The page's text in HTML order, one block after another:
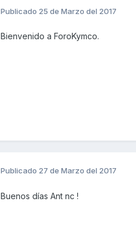
Publicado 25 de Marzo del 2017
Bienvenido a ForoKymco.
Publicado 27 de Marzo del 2017
Buenos días Ant nc !